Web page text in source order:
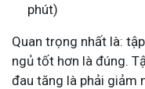
phút)
Quan trọng nhất là:
ngủ tốt hơn là đúng.
đau tăng là phải giảm